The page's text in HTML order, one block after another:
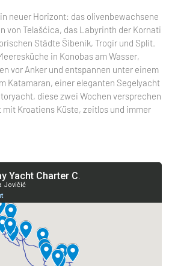
neuer Horizont: das olivenbewachsene
von Telašćica, das Labyrinth der Kornati
Städte Šibenik, Trogir und Split.
in Konobas am Wasser,
vor Anker und entspannen unter einem
Katamaran, einer eleganten Segelyacht
diese zwei Wochen versprechen
Kroatiens Küste, zeitlos und immer